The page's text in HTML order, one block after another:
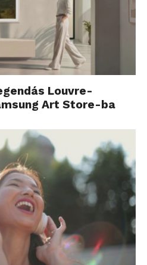
Louvre-
Art Store-ba